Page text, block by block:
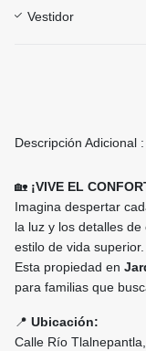
Vestidor
Descripción Adicional :
🏡 ¡VIVE EL
Imagina despertar
la luz y los detalles
estilo de vida superior.
Esta propiedad en
para familias que
📍 Ubicación:
Calle Río